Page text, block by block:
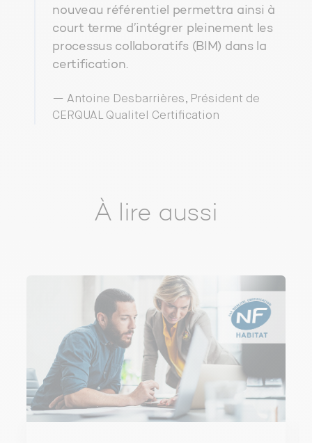
nouveau référentiel permettra ainsi à
court terme d’intégrer pleinement les
processus collaboratifs (BIM) dans la
certification.
— Antoine Desbarrières, Président de
CERQUAL Qualitel Certification
À lire aussi